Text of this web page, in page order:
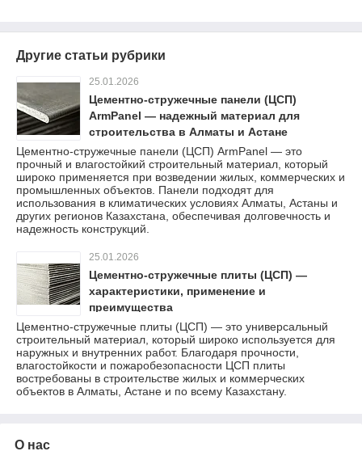
Другие статьи рубрики
25.01.2026
Цементно-стружечные панели (ЦСП)
ArmPanel — надежный материал для
строительства в Алматы и Астане
Цементно-стружечные панели (ЦСП) ArmPanel — это
прочный и влагостойкий строительный материал, который
широко применяется при возведении жилых, коммерческих и
промышленных объектов. Панели подходят для
использования в климатических условиях Алматы, Астаны и
других регионов Казахстана, обеспечивая долговечность и
надежность конструкций.
25.01.2026
Цементно-стружечные плиты (ЦСП) —
характеристики, применение и
преимущества
Цементно-стружечные плиты (ЦСП) — это универсальный
строительный материал, который широко используется для
наружных и внутренних работ. Благодаря прочности,
влагостойкости и пожаробезопасности ЦСП плиты
востребованы в строительстве жилых и коммерческих
объектов в Алматы, Астане и по всему Казахстану.
О нас